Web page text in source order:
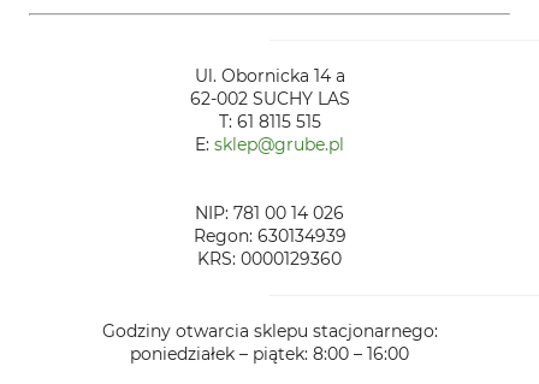
Ul. Obornicka 14 a
62-002 SUCHY LAS
T: 61 8115 515
E: sklep@grube.pl
NIP: 781 00 14 026
Regon: 630134939
KRS: 0000129360
Godziny otwarcia sklepu stacjonarnego:
poniedziałek – piątek: 8:00 – 16:00